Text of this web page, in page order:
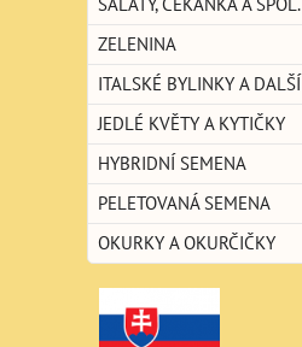
ZELENINA
ITALSKÉ BYLINKY A DALŠÍ
JEDLÉ KVĚTY A KYTIČKY
HYBRIDNÍ SEMENA
PELETOVANÁ SEMENA
OKURKY A OKURČIČKY